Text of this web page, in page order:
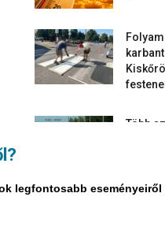
legfontosabb eseményeiről
Több